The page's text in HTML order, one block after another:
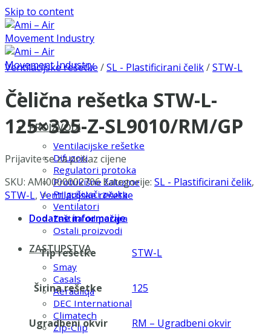
Skip to content
PROIZVODI
Ventilacijske rešetke
Difuzori
Regulatori protoka
Protukišne žaluzine
Prigušivači zvuka
Ventilatori
Zaštita od požara
Ostali proizvodi
ZASTUPSTVA
Smay
Casals
Aerauliqa
DEC International
Climatech
Zip-Clip
Ventilacijske rešetke /SL - Plastificirani čelik/STW-L
Čelična rešetka STW-L-
125×325-Z-SL9010/RM/GP
Prijavite se za prikaz cijene
SKU: AMI0000002706 Kategorije: SL - Plastificirani čelik,
STW-L, Ventilacijske rešetke
Dodatne informacije
Tip rešetke STW-L
Širina rešetke 125
Ugradbeni okvir RM – Ugradbeni okvir